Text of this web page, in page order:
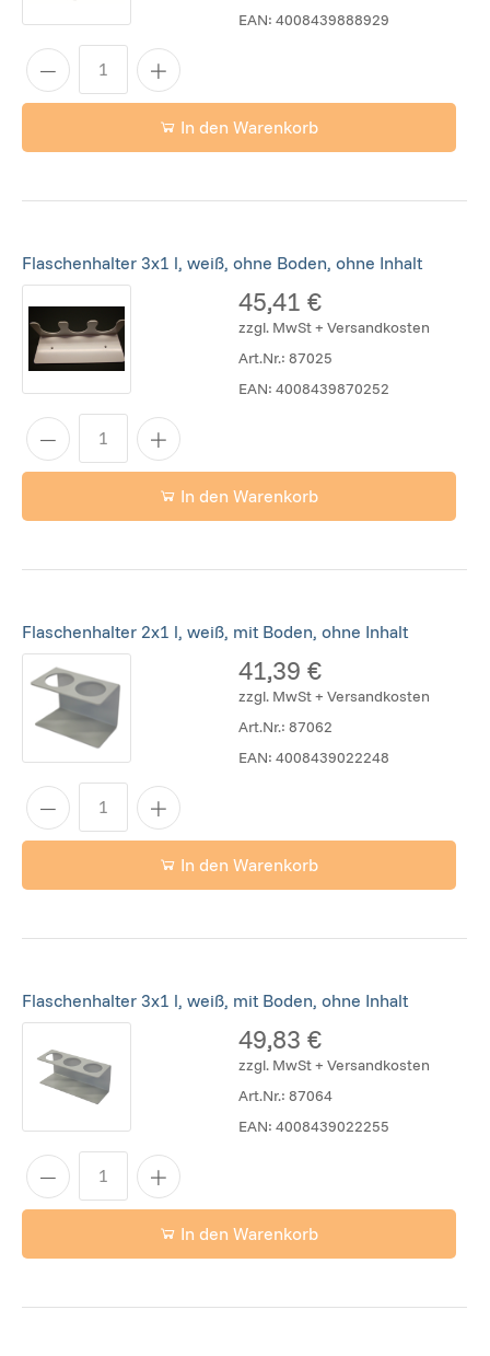
EAN:4008439888929
In den Warenkorb
Flaschenhalter 3x1 l, weiß, ohne Boden, ohne Inhalt
45,41 €
zzgl. MwSt + Versandkosten
Art.Nr.:87025
EAN:4008439870252
In den Warenkorb
Flaschenhalter 2x1 l, weiß, mit Boden, ohne Inhalt
41,39 €
zzgl. MwSt + Versandkosten
Art.Nr.:87062
EAN:4008439022248
In den Warenkorb
Flaschenhalter 3x1 l, weiß, mit Boden, ohne Inhalt
49,83 €
zzgl. MwSt + Versandkosten
Art.Nr.:87064
EAN:4008439022255
In den Warenkorb